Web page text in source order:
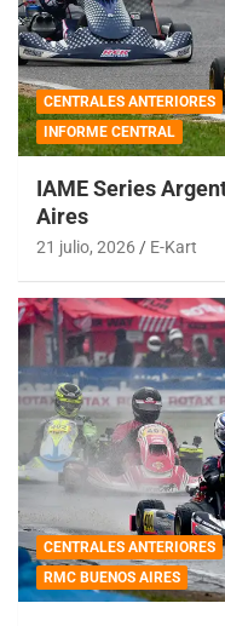
CENTRALES ANTERIORES
INFORME CENTRAL
IAME Series
Aires
21 julio, 2026 E-Kart
CENTRALES ANTERIORES
RMC BUENOS AIRES